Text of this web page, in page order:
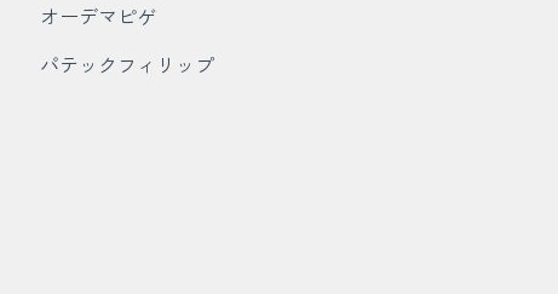
オーデマピゲ
パテックフィリップ